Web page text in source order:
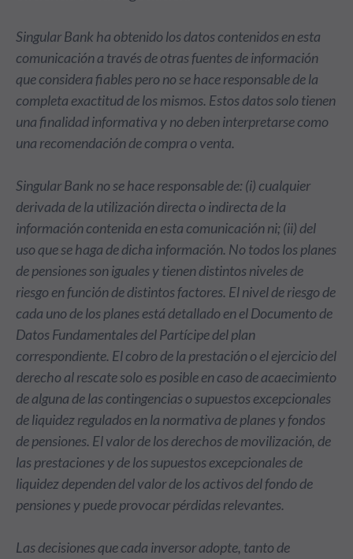
Singular Bank ha obtenido los datos contenidos en esta
comunicación a través de otras fuentes de información
que considera fiables pero no se hace responsable de la
completa exactitud de los mismos. Estos datos solo tienen
una finalidad informativa y no deben interpretarse como
una recomendación de compra o venta.
Singular Bank no se hace responsable de: (i) cualquier
derivada de la utilización directa o indirecta de la
información contenida en esta comunicación ni; (ii) del
uso que se haga de dicha información. No todos los planes
de pensiones son iguales y tienen distintos niveles de
riesgo en función de distintos factores. El nivel de riesgo de
cada uno de los planes está detallado en el Documento de
Datos Fundamentales del Partícipe del plan
correspondiente. El cobro de la prestación o el ejercicio del
derecho al rescate solo es posible en caso de acaecimiento
de alguna de las contingencias o supuestos excepcionales
de liquidez regulados en la normativa de planes y fondos
de pensiones. El valor de los derechos de movilización, de
las prestaciones y de los supuestos excepcionales de
liquidez dependen del valor de los activos del fondo de
pensiones y puede provocar pérdidas relevantes.
Las decisiones que cada inversor adopte, tanto de